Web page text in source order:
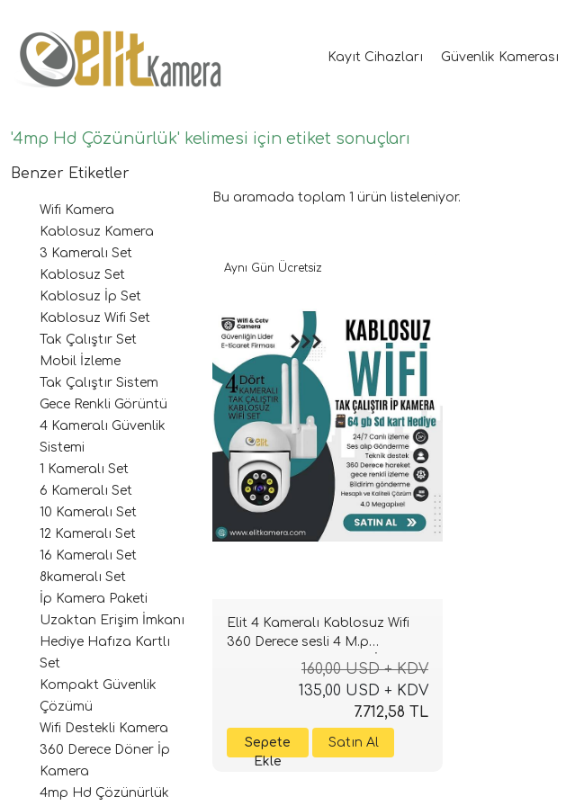
Kayıt Cihazları Güvenlik Kamerası
'4mp Hd Çözünürlük' kelimesi için etiket sonuçları
Benzer Etiketler
Wifi Kamera
Kablosuz Kamera
3 Kameralı Set
Kablosuz Set
Kablosuz İp Set
Kablosuz Wifi Set
Tak Çalıştır Set
Mobil İzleme
Tak Çalıştır Sistem
Gece Renkli Görüntü
4 Kameralı Güvenlik
Sistemi
1 Kameralı Set
6 Kameralı Set
10 Kameralı Set
12 Kameralı Set
16 Kameralı Set
8kameralı Set
İp Kamera Paketi
Uzaktan Erişim İmkanı
Hediye Hafıza Kartlı
Set
Kompakt Güvenlik
Çözümü
Wifi Destekli Kamera
360 Derece Döner İp
Kamera
4mp Hd Çözünürlük
Bu aramada toplam 1 ürün listeleniyor.
Elit 4 Kameralı Kablosuz Wifi
360 Derece sesli 4 M.p
GeceRenkli Tak Çalıştır İp
Kamera Seti ( 64GB ) Hediye
160,00 USD + KDV
135,00 USD + KDV
7.712,58 TL
Aynı Gün Ücretsiz